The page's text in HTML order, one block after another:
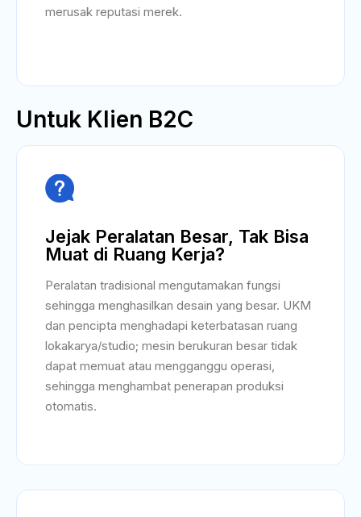
merusak reputasi merek.
Untuk Klien B2C

Jejak Peralatan Besar, Tak Bisa
Muat di Ruang Kerja?
Peralatan tradisional mengutamakan fungsi
sehingga menghasilkan desain yang besar. UKM
dan pencipta menghadapi keterbatasan ruang
lokakarya/studio; mesin berukuran besar tidak
dapat memuat atau mengganggu operasi,
sehingga menghambat penerapan produksi
otomatis.